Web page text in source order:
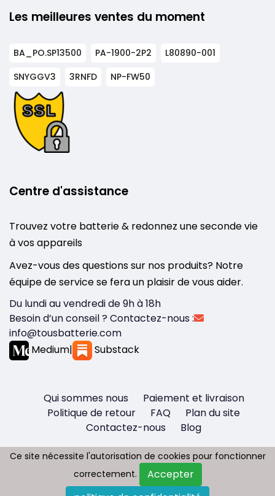
Les meilleures ventes du moment
BA_PO.SP13500 PA-1900-2P2
L80890-001
SNYGGV3
3RNFD NP-FW50
Centre d'assistance
Trouvez votre batterie & redonnez une seconde vie
à vos appareils
Avez-vous des questions sur nos produits? Notre
équipe de service se fera un plaisir de vous aider.
Du lundi au vendredi de 9h à 18h
Besoin d’un conseil ? Contactez-nous :
info@tousbatterie.com
Medium| Substack
Qui sommes nous
Paiement et livraison
Politique de retour
FAQ
Plan du site
Contactez-nous
Blog
Copyright © 2026 - Tous droit réservés
Ce site nécessite l'autorisation de cookies pour fonctionner
correctement.
Accepter
Ce site nécessite l'autorisation de cookies pour fonctionner
correctement.
Accepter